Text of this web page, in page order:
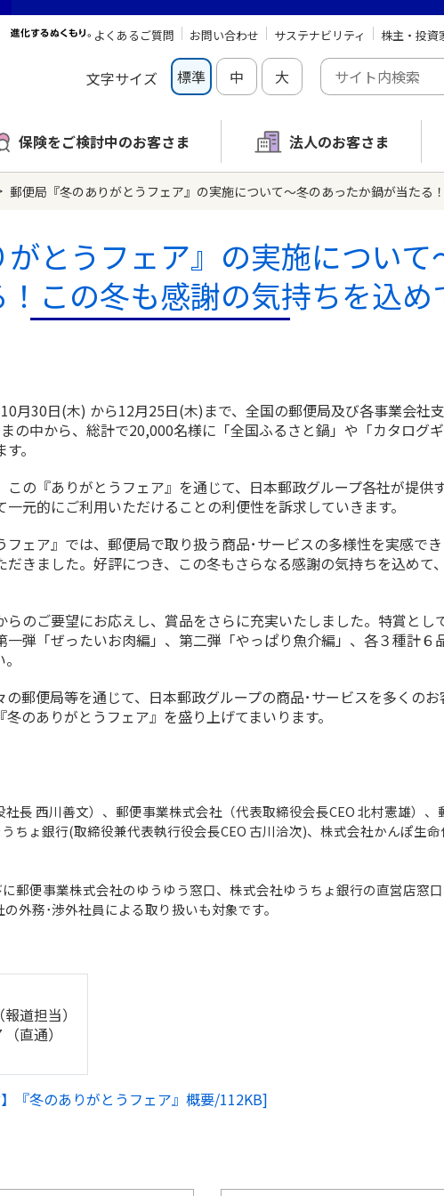
よくあるご質問 お問い合わせ サステナビリティ 株主・投資
文字サイズ 標準 中 大
保険をご検討中のお客さま 法人のお客さま
郵便局『冬のありがとうフェア』の実施について～冬のあったか鍋が当たる
とうフェア』の実施について
この冬も感謝の気持ちを込め
月30日(木) から12月25日(木)まで、全国の郵便局及び各事業会社
の中から、総計で20,000名様に「全国ふるさと鍋」や「カタログ
。
の『ありがとうフェア』を通じて、日本郵政グループ各社が提供
元的にご利用いただけることの利便性を訴求していきます。
ェア』では、郵便局で取り扱う商品･サービスの多様性を実感で
きました。好評につき、この冬もさらなる感謝の気持ちを込めて
のご要望にお応えし、賞品をさらに充実いたしました。特賞とし
弾「ぜったいお肉編」、第二弾「やっぱり魚介編」、各３種計６
郵便局等を通じて、日本郵政グループの商品･サービスを多くの
のありがとうフェア』を盛り上げてまいります。
長 西川善文）、郵便事業株式会社（代表取締役会長CEO 北村憲雄）
ちょ銀行(取締役兼代表執行役会長CEO 古川洽次)、株式会社かんぽ生
郵便事業株式会社のゆうゆう窓口、株式会社ゆうちょ銀行の直営店窓
外務･渉外社員による取り扱いも対象です。
道担当）
直通）
『冬のありがとうフェア』概要/112KB]